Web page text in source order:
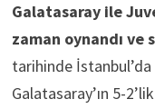
Galatasaray ile
zaman oynandı ve
tarihinde
Galatasaray’ın 5-